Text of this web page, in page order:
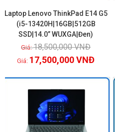
Xem chi tiết
Laptop Lenovo ThinkPad E14 G5
(i5-13420H|16GB|512GB
SSD|14.0” WUXGA|Đen)
18,500,000VNĐ
17,500,000VNĐ
GIẢM GIÁ!